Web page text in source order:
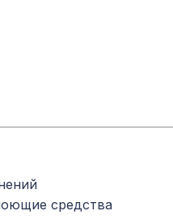
средства